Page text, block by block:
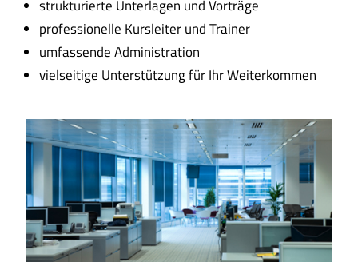
strukturierte Unterlagen und Vorträge
professionelle Kursleiter und Trainer
umfassende Administration
vielseitige Unterstützung für Ihr Weiterkommen